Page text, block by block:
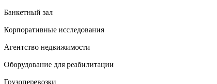
Банкетный зал
Корпоративные исследования
Агентство недвижимости
Оборудование для реабилитации
Грузоперевозки